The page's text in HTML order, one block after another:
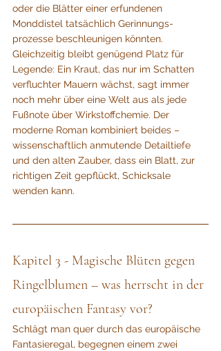
oder die Blätter einer erfundenen
Monddistel tatsächlich Gerinnungs­
prozesse beschleunigen könnten.
Gleichzeitig bleibt genügend Platz für
Legende: Ein Kraut, das nur im Schatten
verfluchter Mauern wächst, sagt immer
noch mehr über eine Welt aus als jede
Fußnote über Wirkstoffchemie. Der
moderne Roman kombiniert beides –
wissenschaftlich anmutende Detailtiefe
und den alten Zauber, dass ein Blatt, zur
richtigen Zeit gepflückt, Schicksale
wenden kann.
Kapitel 3 - Magische Blüten gegen
Ringelblumen – was herrscht in der
europäischen Fantasy vor?
Schlägt man quer durch das europäische
Fantasieregal, begegnen einem zwei